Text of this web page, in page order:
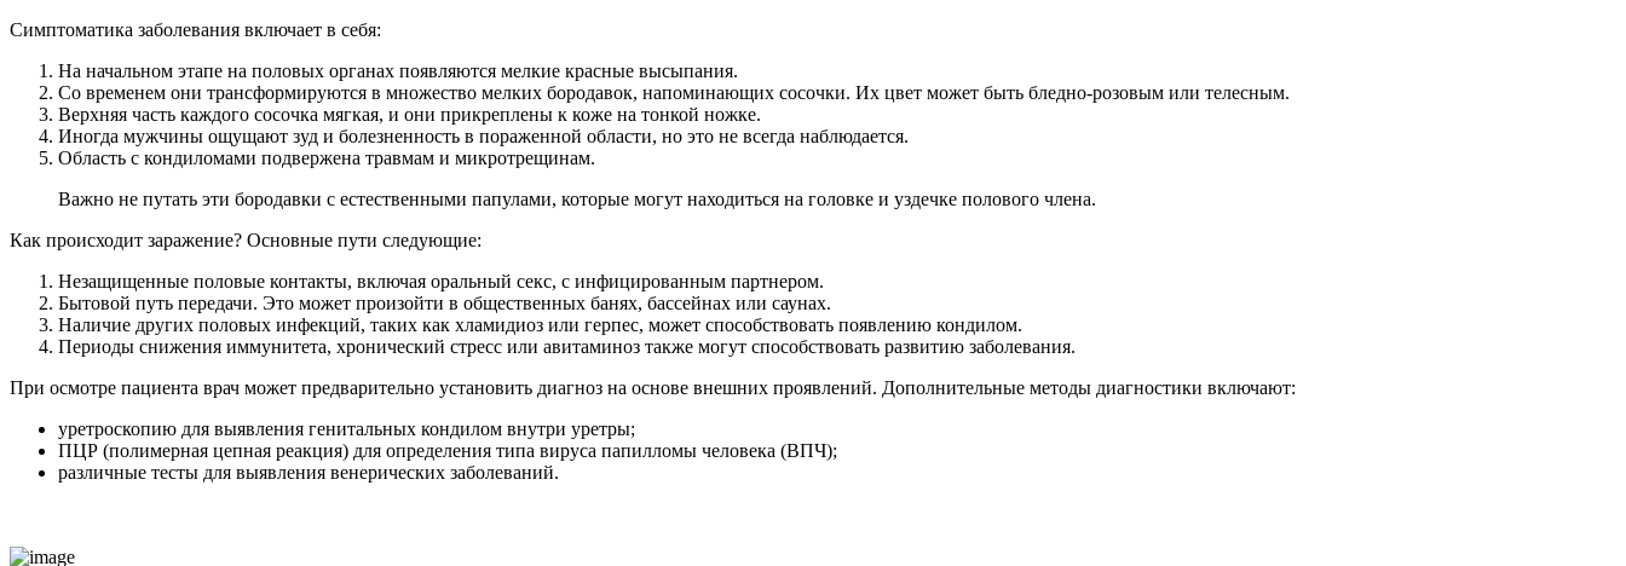
Симптоматика заболевания включает в себя:
На начальном этапе на половых органах появляются мелкие красные высыпания.
Со временем они трансформируются в множество мелких бородавок, напоминающих сосочки. Их цвет может быть бледно-розовым или телесным.
Верхняя часть каждого сосочка мягкая, и они прикреплены к коже на тонкой ножке.
Иногда мужчины ощущают зуд и болезненность в пораженной области, но это не всегда наблюдается.
Область с кондиломами подвержена травмам и микротрещинам.
Важно не путать эти бородавки с естественными папулами, которые могут находиться на головке и уздечке полового члена.
Как происходит заражение? Основные пути следующие:
Незащищенные половые контакты, включая оральный секс, с инфицированным партнером.
Бытовой путь передачи. Это может произойти в общественных банях, бассейнах или саунах.
Наличие других половых инфекций, таких как хламидиоз или герпес, может способствовать появлению кондилом.
Периоды снижения иммунитета, хронический стресс или авитаминоз также могут способствовать развитию заболевания.
При осмотре пациента врач может предварительно установить диагноз на основе внешних проявлений. Дополнительные методы диагностики включают:
уретроскопию для выявления генитальных кондилом внутри уретры;
ПЦР (полимерная цепная реакция) для определения типа вируса папилломы человека (ВПЧ);
различные тесты для выявления венерических заболеваний.